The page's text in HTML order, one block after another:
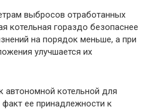
выбросов отработанных
котельная гораздо безопаснее
на порядок меньше, а при
улучшается их
автономной котельной для
ее принадлежности к